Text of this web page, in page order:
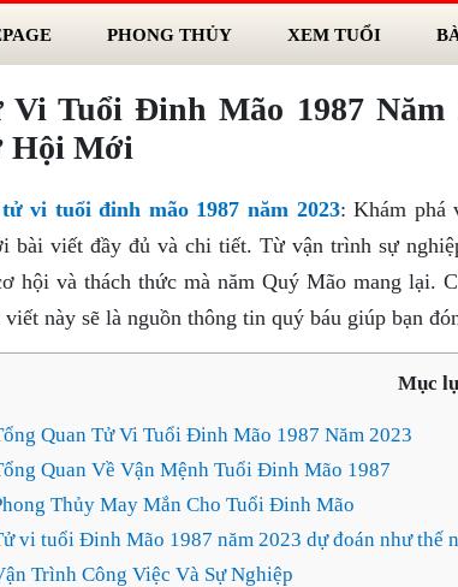
PHONG THỦY XEM TUỔI
Vi Tuổi Đinh Mão 1987 Năm
Hội Mới
tử vi tuổi đinh mão 1987 năm 2023: Khám phá
bài viết đầy đủ và chi tiết. Từ vận trình sự
hội và thách thức mà năm Quý Mão mang lại.
viết này sẽ là nguồn thông tin quý báu giúp bạn
Mục
Quan Tử Vi Tuổi Đinh Mão 1987 Năm 2023
Quan Về Vận Mệnh Tuổi Đinh Mão 1987
Thủy May Mắn Cho Tuổi Đinh Mão
vi tuổi Đinh Mão 1987 năm 2023 dự đoán như thế
Trình Công Việc Và Sự Nghiệp